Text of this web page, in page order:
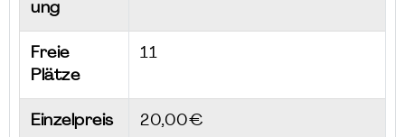
ung
Freie
Plätze
11
Einzelpreis 20,00€